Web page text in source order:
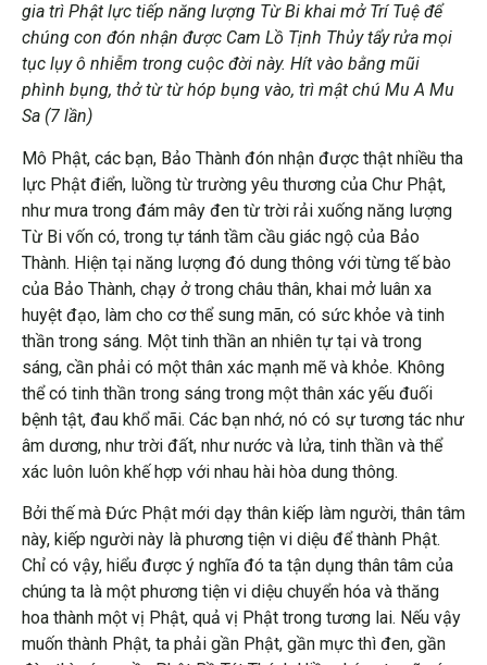
gia trì Phật lực tiếp năng lượng Từ Bi khai mở Trí Tuệ để
chúng con đón nhận được Cam Lồ Tịnh Thủy tẩy rửa mọi
tục lụy ô nhiễm trong cuộc đời này. Hít vào bằng mũi
phình bụng, thở từ từ hóp bụng vào, trì mật chú Mu A Mu
Sa (7 lần)
Mô Phật, các bạn, Bảo Thành đón nhận được thật nhiều tha
lực Phật điển, luồng từ trường yêu thương của Chư Phật,
như mưa trong đám mây đen từ trời rải xuống năng lượng
Từ Bi vốn có, trong tự tánh tầm cầu giác ngộ của Bảo
Thành. Hiện tại năng lượng đó dung thông với từng tế bào
của Bảo Thành, chạy ở trong châu thân, khai mở luân xa
huyệt đạo, làm cho cơ thể sung mãn, có sức khỏe và tinh
thần trong sáng. Một tinh thần an nhiên tự tại và trong
sáng, cần phải có một thân xác mạnh mẽ và khỏe. Không
thể có tinh thần trong sáng trong một thân xác yếu đuối
bệnh tật, đau khổ mãi. Các bạn nhớ, nó có sự tương tác như
âm dương, như trời đất, như nước và lửa, tinh thần và thể
xác luôn luôn khế hợp với nhau hài hòa dung thông.
Bởi thế mà Đức Phật mới dạy thân kiếp làm người, thân tâm
này, kiếp người này là phương tiện vi diệu để thành Phật.
Chỉ có vậy, hiểu được ý nghĩa đó ta tận dụng thân tâm của
chúng ta là một phương tiện vi diệu chuyển hóa và thăng
hoa thành một vị Phật, quả vị Phật trong tương lai. Nếu vậy
muốn thành Phật, ta phải gần Phật, gần mực thì đen, gần